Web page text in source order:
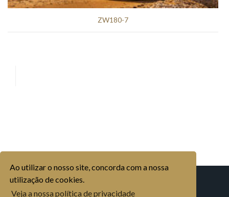
Ao utilizar o nosso site, concorda com a nossa
utilização de cookies.
Veja a nossa política de privacidade
ZW180-7
EMPRESA HISTÓRIA ORGANIZAÇÃO
MARCAS AGRÍCOLA MERCADOS MOVICORTES, S.A.